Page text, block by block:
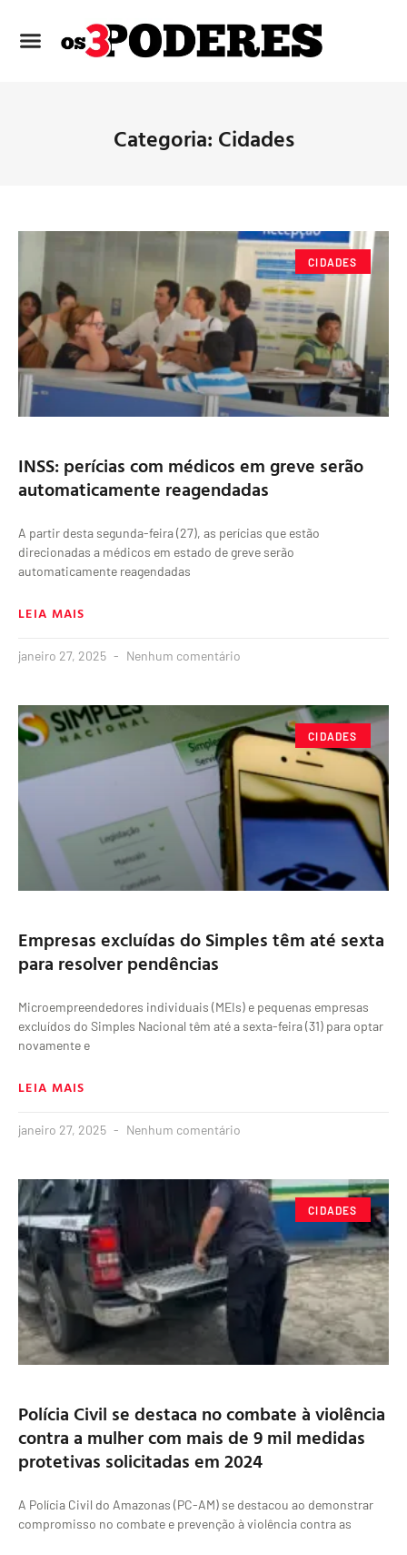
Categoria: Cidades
CIDADES
INSS: perícias com médicos em greve serão
automaticamente reagendadas
A partir desta segunda-feira (27), as perícias que estão
direcionadas a médicos em estado de greve serão
automaticamente reagendadas
LEIA MAIS
janeiro 27, 2025 Nenhum comentário
CIDADES
Empresas excluídas do Simples têm até sexta
para resolver pendências
Microempreendedores individuais (MEIs) e pequenas empresas
excluídos do Simples Nacional têm até a sexta-feira (31) para optar
novamente e
LEIA MAIS
janeiro 27, 2025 Nenhum comentário
CIDADES
Polícia Civil se destaca no combate à violência
contra a mulher com mais de 9 mil medidas
protetivas solicitadas em 2024
A Polícia Civil do Amazonas (PC-AM) se destacou ao demonstrar
compromisso no combate e prevenção à violência contra as